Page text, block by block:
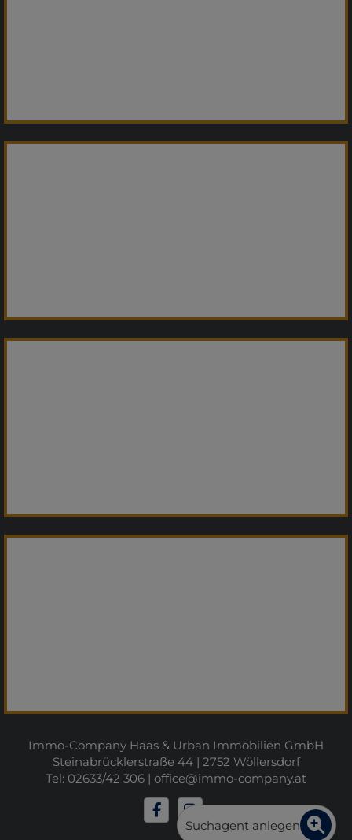
Immo-Company Haas & Urban Immobilien GmbH
Steinabrücklerstraße 44 | 2752 Wöllersdorf
Tel: 02633/42 306 | office@immo-company.at
Suchagent anlegen